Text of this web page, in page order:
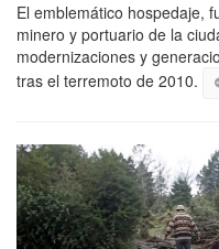
El emblemático hospedaje,
minero y portuario de la
modernizaciones y
tras el terremoto de 2010.